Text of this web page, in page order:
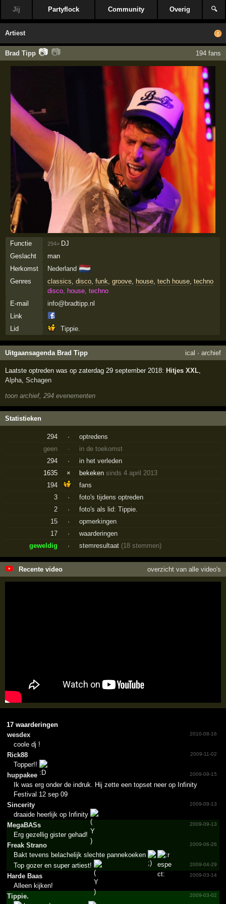
Jij Partyflock Community Overig 🔍
Artiest
Brad Tipp 📷 📷 194 fans
Functie 294× DJ
Geslacht
man
Herkomst
Nederland 🇳🇱
Genres classics disco, funk groove, house, tech house, techno
disco, house, techno
E-mail
info@bradtipp.nl
Link
Lid
Tippie.
Uitgaansagenda Brad Tipp ical · archief
Laatste optreden was op zaterdag 29 september 2018:Hitjes XXL
Alpha ,Schagen
toon archief, 294 evenementen
Statistieken
294 ·
optredens
geen
·
in de toekomst
294
·
in het verleden
1635
× bekekensinds 4 april 2013
194
fans
3
·
foto's tijdens optreden
2
·
foto's als lid: Tippie.
15
·
opmerkingen
17
·
waarderingen
geweldig
· stemresultaat (18 stemmen)
Recente video overzicht van alle video's
17 waarderingen
wesdex
2010-08-16
coole dj !
Rick88
2009-11-02
Topper!!
huppakee
2009-09-15
Ik was erg onder de indruk. Hij zette een topset neer op Infinity
Festival 12 sep 09
Sincerity
2009-09-13
draaide heerlijk op Infinity
MegaBASs
2009-09-13
Erg gezellig gister gehad!
Freak Strano
2009-06-26
Bakt tevens belachelijk slechte pannekoeken
2009-04-29
Top gozer en super artiest!
Harde Baas
2009-03-14
Alleen kijken!
Tippie.
2009-03-02